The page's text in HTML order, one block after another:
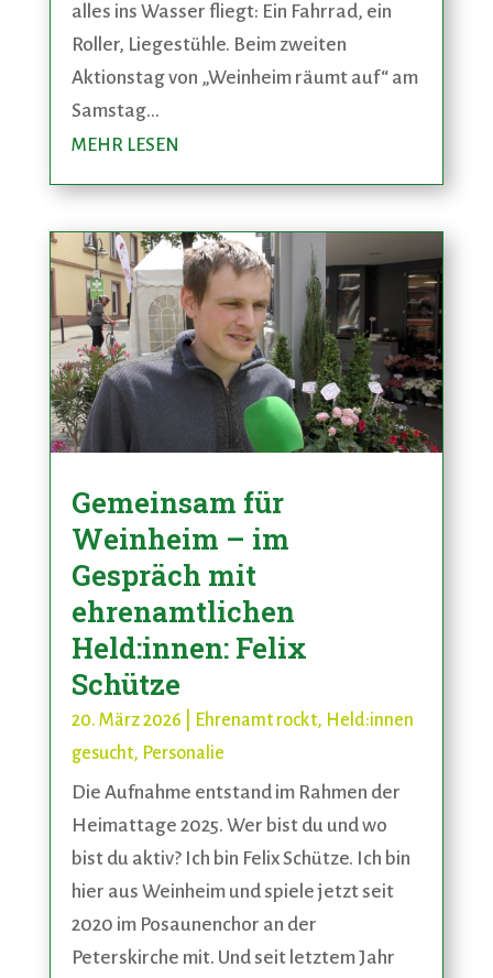
alles ins Wasser fliegt: Ein Fahrrad, ein
Roller, Liegestühle. Beim zweiten
Aktionstag von „Weinheim räumt auf“ am
Samstag...
MEHR LESEN
Gemeinsam für
Weinheim – im
Gespräch mit
ehrenamtlichen
Held:innen: Felix
Schütze
20. März 2026 Ehrenamt rockt, Held:innen
gesucht, Personalie
Die Aufnahme entstand im Rahmen der
Heimattage 2025. Wer bist du und wo
bist du aktiv? Ich bin Felix Schütze. Ich bin
hier aus Weinheim und spiele jetzt seit
2020 im Posaunenchor an der
Peterskirche mit. Und seit letztem Jahr